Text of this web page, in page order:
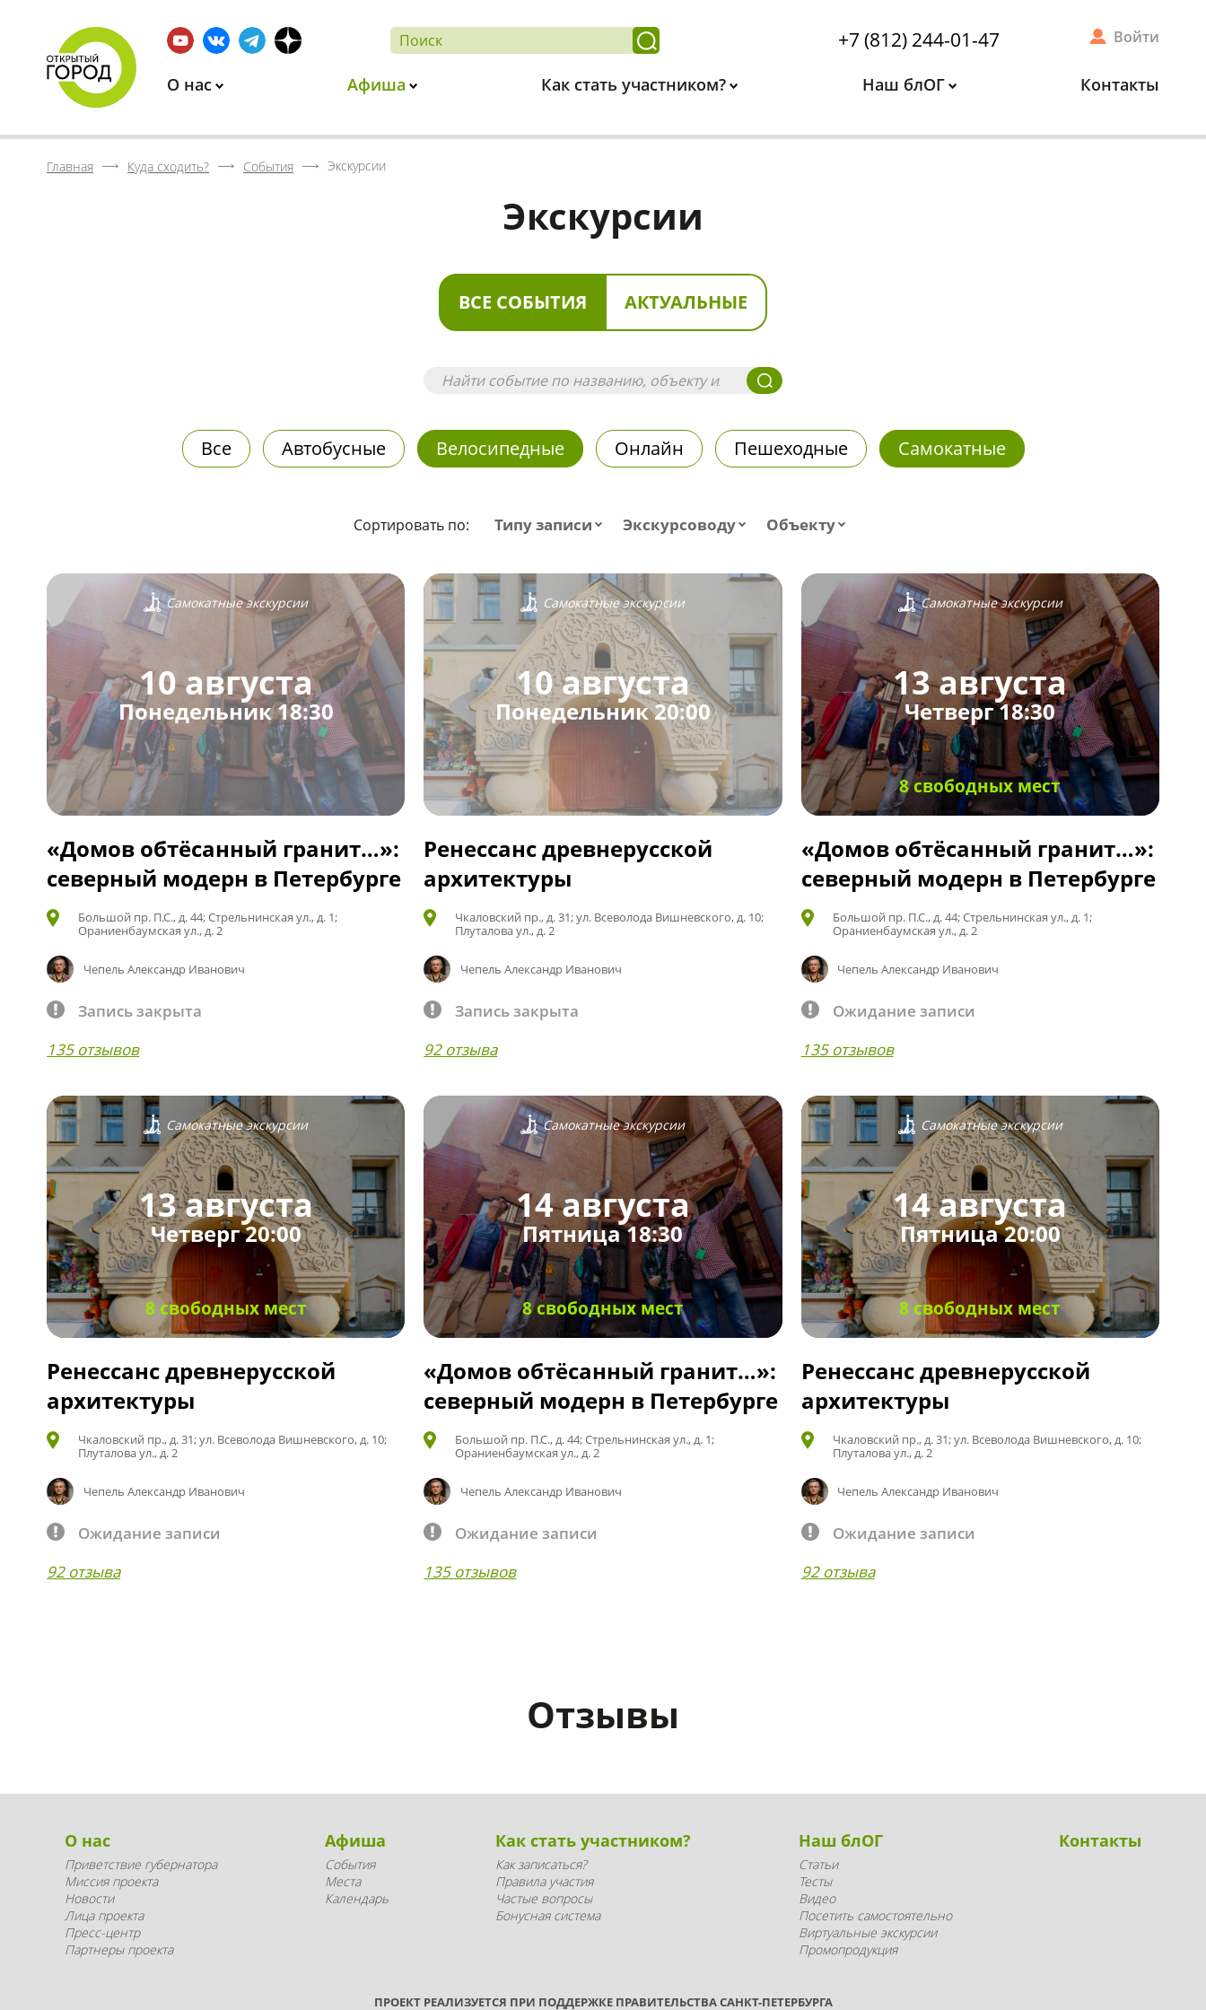
+7 (812) 244-01-47 Войти
О нас Афиша Как стать участником? Наш блОГ Контакты
Главная Куда сходить? События Экскурсии
Экскурсии
ВСЕ СОБЫТИЯ АКТУАЛЬНЫЕ
Все Автобусные Велосипедные Онлайн Пешеходные Самокатные
Сортировать по: Типу записи Экскурсоводу Объекту
Самокатные экскурсии
10 августа
Понедельник 18:30
«Домов обтёсанный гранит…»:
северный модерн в Петербурге
Большой пр. П.С., д. 44; Стрельнинская ул., д. 1;
Ораниенбаумская ул., д. 2
Чепель Александр Иванович
Запись закрыта
135 отзывов
Самокатные экскурсии
10 августа
Понедельник 20:00
Ренессанс древнерусской
архитектуры
Чкаловский пр., д. 31; ул. Всеволода Вишневского, д. 10;
Плуталова ул., д. 2
Чепель Александр Иванович
Запись закрыта
92 отзыва
Самокатные экскурсии
13 августа
Четверг 18:30
8 свободных мест
«Домов обтёсанный гранит…»:
северный модерн в Петербурге
Большой пр. П.С., д. 44; Стрельнинская ул., д. 1;
Ораниенбаумская ул., д. 2
Чепель Александр Иванович
Ожидание записи
135 отзывов
Самокатные экскурсии
13 августа
Четверг 20:00
8 свободных мест
Ренессанс древнерусской
архитектуры
Чкаловский пр., д. 31; ул. Всеволода Вишневского, д. 10;
Плуталова ул., д. 2
Чепель Александр Иванович
Ожидание записи
92 отзыва
Самокатные экскурсии
14 августа
Пятница 18:30
8 свободных мест
«Домов обтёсанный гранит…»:
северный модерн в Петербурге
Большой пр. П.С., д. 44; Стрельнинская ул., д. 1;
Ораниенбаумская ул., д. 2
Чепель Александр Иванович
Ожидание записи
135 отзывов
Самокатные экскурсии
14 августа
Пятница 20:00
8 свободных мест
Ренессанс древнерусской
архитектуры
Чкаловский пр., д. 31; ул. Всеволода Вишневского, д. 10;
Плуталова ул., д. 2
Чепель Александр Иванович
Ожидание записи
92 отзыва
Отзывы
О нас
Приветствие губернатора
Миссия проекта
Новости
Лица проекта
Пресс-центр
Партнеры проекта
Афиша
События
Места
Календарь
Как стать участником?
Как записаться?
Правила участия
Частые вопросы
Бонусная система
Наш блОГ
Статьи
Тесты
Видео
Посетить самостоятельно
Виртуальные экскурсии
Промопродукция
Контакты
ПРОЕКТ РЕАЛИЗУЕТСЯ ПРИ ПОДДЕРЖКЕ ПРАВИТЕЛЬСТВА САНКТ-ПЕТЕРБУРГА